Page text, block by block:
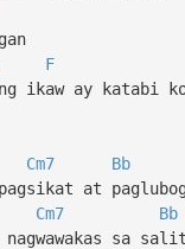
F
ikaw ay katabi
Cm7 Bb
at
Cm7 Bb
sa